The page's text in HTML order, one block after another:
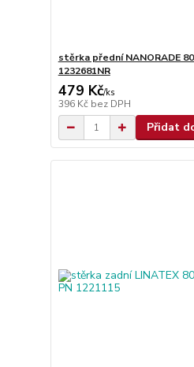
stěrka přední NANORADE
1232681NR
479 Kč/ks
396 Kč bez DPH
Přidat